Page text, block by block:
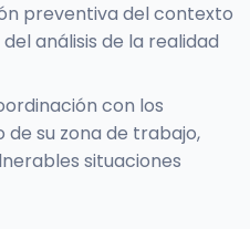
preventiva del contexto
análisis de la realidad
con los
de su zona de trabajo,
situaciones